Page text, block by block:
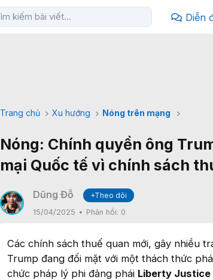
Diễn
Trang chủ Xu hướng Nóng trên mạng
Nóng: Chính quyền ông
mại Quốc tế vì chính sách
Dũng Đỗ
+Theo dõi
15/04/2025
Phản hồi: 0
Các chính sách thuế quan mới, gây nhiều
Trump đang đối mặt với một thách thức
chức pháp lý phi đảng phái Liberty Justice